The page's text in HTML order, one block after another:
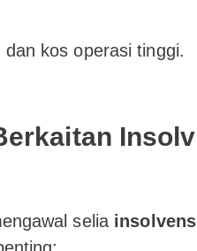
kos operasi tinggi.
selia